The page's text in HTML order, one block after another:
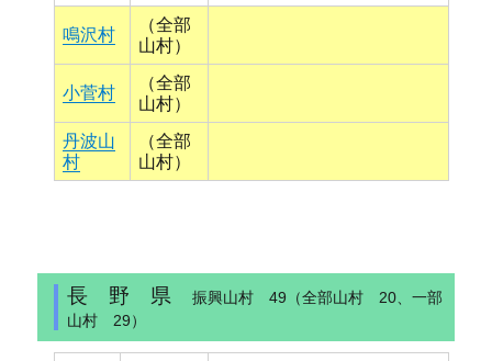
鳴沢村
（全部
山村）
小菅村
（全部
山村）
丹波山
村
（全部
山村）
長 野 県振興山村 49（全部山村 20、一部
山村 29）